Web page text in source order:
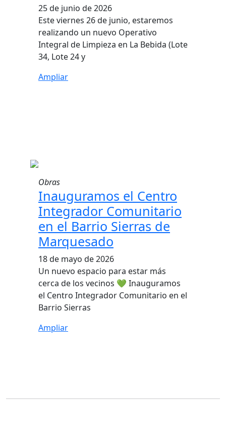
25 de junio de 2026
Este viernes 26 de junio, estaremos
realizando un nuevo Operativo
Integral de Limpieza en La Bebida (Lote
34, Lote 24 y
Ampliar
Obras
Inauguramos el Centro
Integrador Comunitario
en el Barrio Sierras de
Marquesado
18 de mayo de 2026
Un nuevo espacio para estar más
cerca de los vecinos 💚 Inauguramos
el Centro Integrador Comunitario en el
Barrio Sierras
Ampliar